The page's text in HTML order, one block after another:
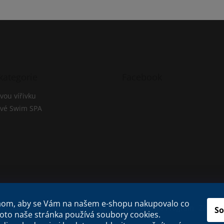
aby se Vám na našem e-shopu nakupovalo co
naše stránka používá soubory cookies.
vířivku
Swim SPA
podmínky Etický kodex Criminal Compliance Program